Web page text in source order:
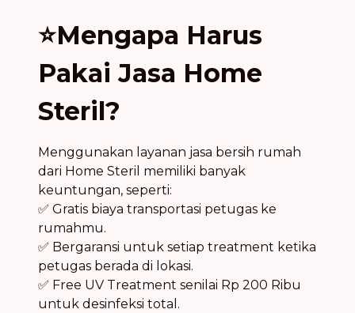
⭐Mengapa Harus
Pakai Jasa Home
Steril?
Menggunakan layanan jasa bersih rumah
dari Home Steril memiliki banyak
keuntungan, seperti:
✅ Gratis biaya transportasi petugas ke
rumahmu.
✅ Bergaransi untuk setiap treatment ketika
petugas berada di lokasi.
✅ Free UV Treatment senilai Rp 200 Ribu
untuk desinfeksi total.